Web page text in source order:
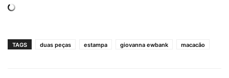
TAGS duas peças estampa giovanna ewbank macacão